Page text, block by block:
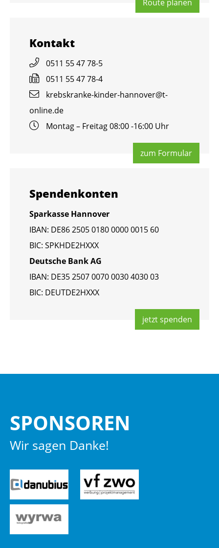
Route pla­nen
Kon­takt
0511 55 47 78-5
0511 55 47 78-4
krebs­kran­ke-kin­der-han­no­ver@​t-​
online.​de
Mon­tag – Frei­tag 08:00 -16:00 Uhr
zum For­mu­lar
Spen­den­kon­ten
Spar­kas­se Han­no­ver
IBAN: DE86 2505 0180 0000 0015 60
BIC: SPKHDE2HXXX
Deut­sche Bank AG
IBAN: DE35 2507 0070 0030 4030 03
BIC: DEUT­DE2HXXX
jetzt spen­den
SPON­SO­REN
Wir sagen Danke!